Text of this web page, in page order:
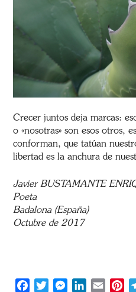
Crecer juntos deja marcas:
o «nosotras» son esos otros,
conforman, que tatúan
libertad es la anchura de
Javier BUSTAMANTE
Poeta
Badalona (España)
Octubre de 2017
FacebookTwitterMessengerLinkedIn
Email